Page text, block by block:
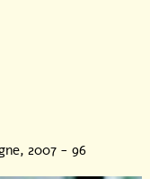
2007 - 96